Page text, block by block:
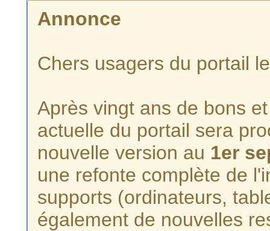
Annonce
Chers usagers du portail
Après vingt ans de bons
actuelle du portail sera
nouvelle version au 1er
une refonte complète de
supports (ordinateurs,
également de nouvelles